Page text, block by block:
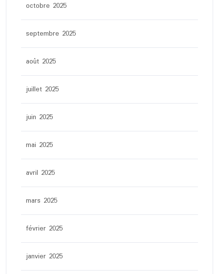
octobre 2025
septembre 2025
août 2025
juillet 2025
juin 2025
mai 2025
avril 2025
mars 2025
février 2025
janvier 2025